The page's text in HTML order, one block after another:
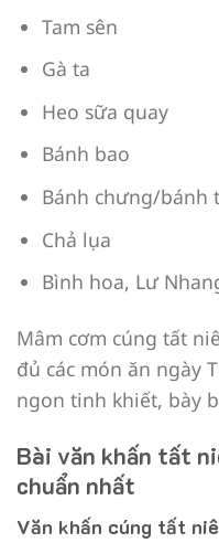
Tam sên
Gà ta
Heo sữa quay
Bánh bao
Bánh chưng/bánh
Chả lụa
Bình hoa, Lư
Mâm cơm cúng tất
đủ các món ăn ngày
ngon tinh khiết, bày
Bài văn khấn tất
chuẩn nhất
Văn khấn cúng tất